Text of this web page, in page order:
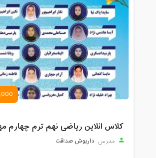
کلاس انلاین ریاضی نهم ترم چهارم مهر
مدرس: داریوش صداقت